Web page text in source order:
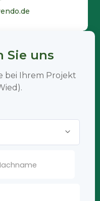
Sie uns
bei Ihrem Projekt